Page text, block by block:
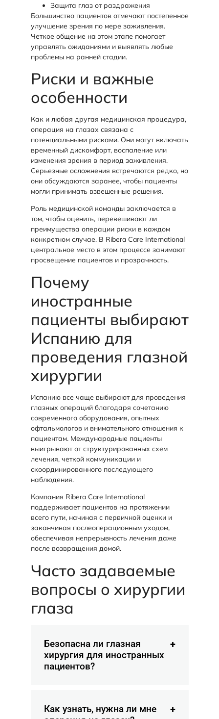
Защита глаз от раздражения
Большинство пациентов отмечают постепенное
улучшение зрения по мере заживления.
Четкое общение на этом этапе помогает
управлять ожиданиями и выявлять любые
проблемы на ранней стадии.
Риски и важные
особенности
Как и любая другая медицинская процедура,
операция на глазах связана с
потенциальными рисками. Они могут включать
временный дискомфорт, воспаление или
изменения зрения в период заживления.
Серьезные осложнения встречаются редко, но
они обсуждаются заранее, чтобы пациенты
могли принимать взвешенные решения.
Роль медицинской команды заключается в
том, чтобы оценить, перевешивают ли
преимущества операции риски в каждом
конкретном случае. В Ribera Care International
центральное место в этом процессе занимают
просвещение пациентов и прозрачность.
Почему
иностранные
пациенты выбирают
Испанию для
проведения глазной
хирургии
Испанию все чаще выбирают для проведения
глазных операций благодаря сочетанию
современного оборудования, опытных
офтальмологов и внимательного отношения к
пациентам. Международные пациенты
выигрывают от структурированных схем
лечения, четкой коммуникации и
скоординированного последующего
наблюдения.
Компания Ribera Care International
поддерживает пациентов на протяжении
всего пути, начиная с первичной оценки и
заканчивая послеоперационным уходом,
обеспечивая непрерывность лечения даже
после возвращения домой.
Часто задаваемые
вопросы о хирургии
глаза
Безопасна ли глазная
хирургия для иностранных
пациентов?
Как узнать, нужна ли мне